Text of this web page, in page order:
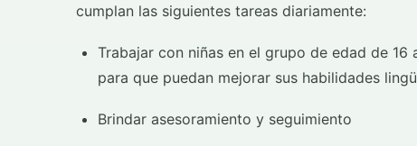
cumplan las siguientes tareas diariamente:
Trabajar con niñas en el grupo de edad de
para que puedan mejorar sus habilidades
Brindar asesoramiento y seguimiento